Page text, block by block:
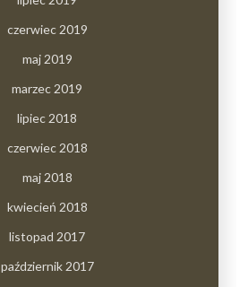
czerwiec 2019
maj 2019
marzec 2019
lipiec 2018
czerwiec 2018
maj 2018
kwiecień 2018
listopad 2017
październik 2017